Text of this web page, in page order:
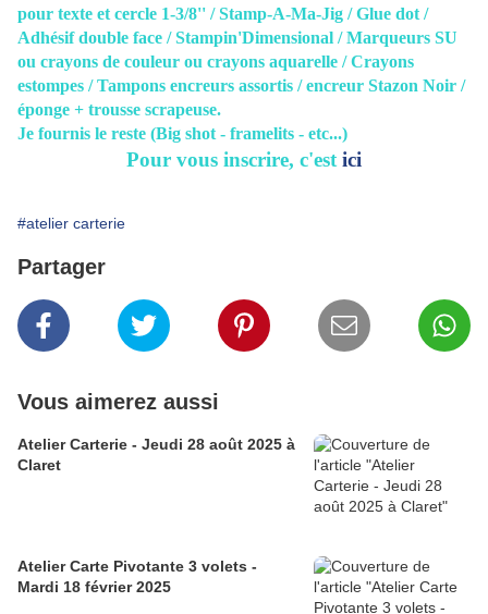
pour texte et cercle 1-3/8'' / Stamp-A-Ma-Jig / Glue dot /
Adhésif double face / Stampin'Dimensional / Marqueurs SU
ou crayons de couleur ou crayons aquarelle / Crayons
estompes / Tampons encreurs assortis / encreur Stazon Noir /
éponge + trousse scrapeuse.
Je fournis le reste (Big shot - framelits - etc...)
Pour vous inscrire, c'est ici
#atelier carterie
Partager
Vous aimerez aussi
Atelier Carterie - Jeudi 28 août 2025 à
Claret
Atelier Carte Pivotante 3 volets -
Mardi 18 février 2025